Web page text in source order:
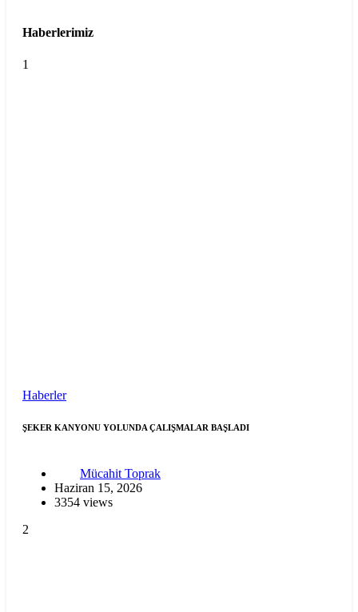
Haberlerimiz
1
Haberler
ŞEKER KANYONU YOLUNDA ÇALIŞMALAR BAŞLADI
Mücahit Toprak
Haziran 15, 2026
3354 views
2